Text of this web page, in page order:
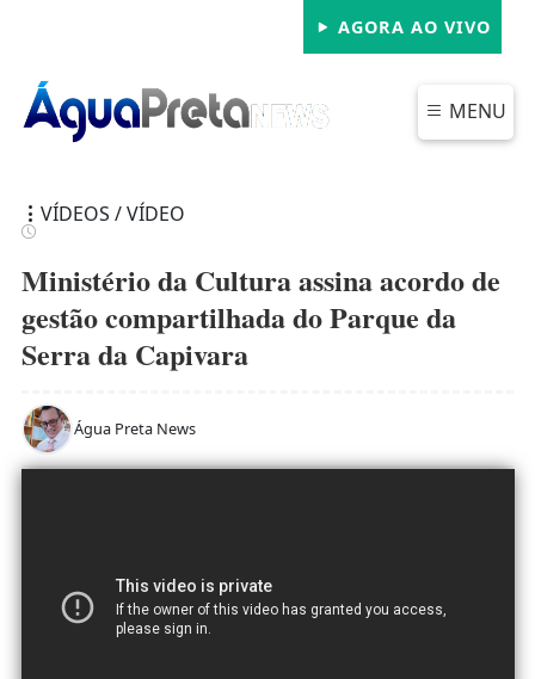
AGORA AO VIVO
MENU
VÍDEOS / VÍDEO
Ministério da Cultura assina acordo de
gestão compartilhada do Parque da
Serra da Capivara
Água Preta News